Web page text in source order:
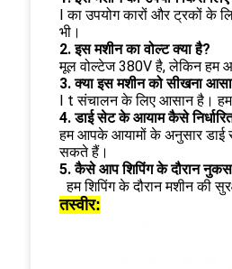
I का उपयोग कारों और ट्रकों के
भी।
2. इस मशीन का वोल्ट क्या है?
मूल वोल्टेज 380V है, लेकिन हम
3. क्या इस मशीन को सीखना
I t संचालन के लिए आसान है।
4. डाई सेट के आयाम कैसे
हम आपके आयामों के अनुसार डाई
सकते हैं।
5. कैसे आप शिपिंग के दौरान
हम शिपिंग के दौरान मशीन की
तस्वीर: